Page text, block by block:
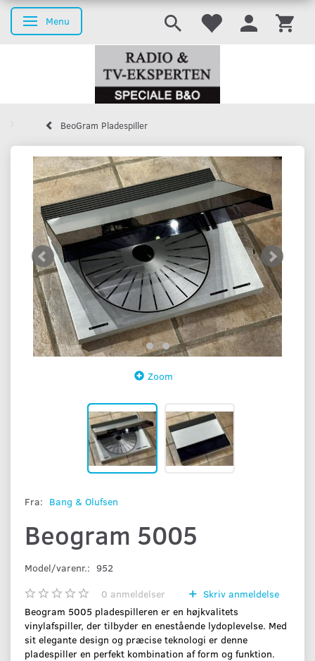
Skifte navigation
Menu
BeoGram Pladespiller
Zoom
Fra: Bang & Olufsen
Beogram 5005
Model/varenr.: 952
0 anmeldelser
Skriv anmeldelse
Beogram 5005 pladespilleren er en højkvalitets
vinylafspiller, der tilbyder en enestående lydoplevelse. Med
sit elegante design og præcise teknologi er denne
pladespiller en perfekt kombination af form og funktion.